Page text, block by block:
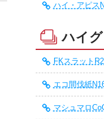
ハイ・アピス
ハイ
FKスラット
エコ間伐紙
マシュマロ